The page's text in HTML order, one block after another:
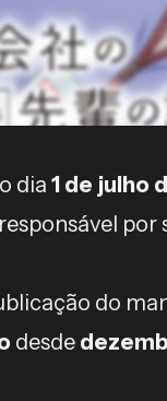
dia 1 de julho
do
desde